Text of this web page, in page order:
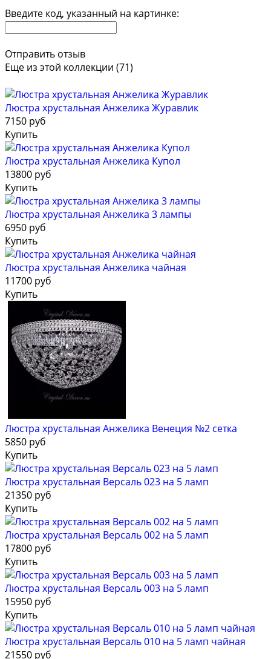
Введите код, указанный на картинке:
Отправить отзыв
Еще из этой коллекции (71)
Люстра хрустальная Анжелика Журавлик
7150 руб
Купить
Люстра хрустальная Анжелика Купол
13800 руб
Купить
Люстра хрустальная Анжелика 3 лампы
6950 руб
Купить
Люстра хрустальная Анжелика чайная
11700 руб
Купить
Люстра хрустальная Анжелика Венеция №2 сетка
5850 руб
Купить
Люстра хрустальная Версаль 023 на 5 ламп
21350 руб
Купить
Люстра хрустальная Версаль 002 на 5 ламп
17800 руб
Купить
Люстра хрустальная Версаль 003 на 5 ламп
15950 руб
Купить
Люстра хрустальная Версаль 010 на 5 ламп чайная
21550 руб